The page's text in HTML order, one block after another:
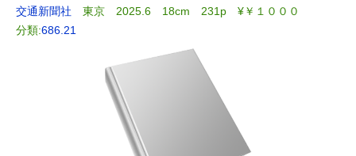
交通新聞社 東京 2025.6 18cm 231p ¥￥１０００
分類:686.21